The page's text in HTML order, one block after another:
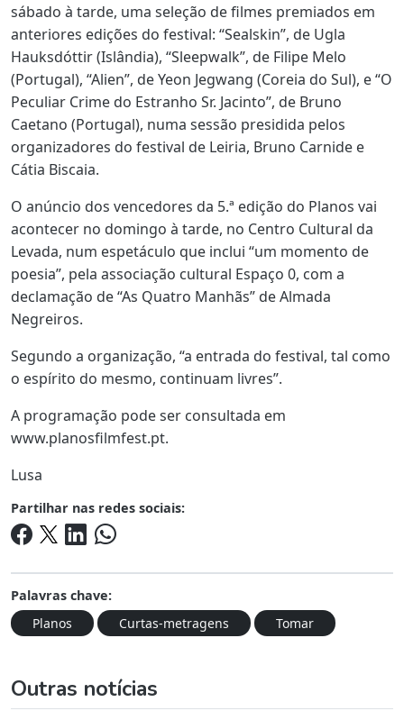
sábado à tarde, uma seleção de filmes premiados em
anteriores edições do festival: “Sealskin”, de Ugla
Hauksdóttir (Islândia), “Sleepwalk”, de Filipe Melo
(Portugal), “Alien”, de Yeon Jegwang (Coreia do Sul), e “O
Peculiar Crime do Estranho Sr. Jacinto”, de Bruno
Caetano (Portugal), numa sessão presidida pelos
organizadores do festival de Leiria, Bruno Carnide e
Cátia Biscaia.
O anúncio dos vencedores da 5.ª edição do Planos vai
acontecer no domingo à tarde, no Centro Cultural da
Levada, num espetáculo que inclui “um momento de
poesia”, pela associação cultural Espaço 0, com a
declamação de “As Quatro Manhãs” de Almada
Negreiros.
Segundo a organização, “a entrada do festival, tal como
o espírito do mesmo, continuam livres”.
A programação pode ser consultada em
www.planosfilmfest.pt.
Lusa
Partilhar nas redes sociais:
Palavras chave:
Planos
Curtas-metragens Tomar
Outras notícias